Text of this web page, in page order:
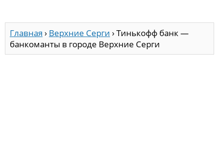
Главная › Верхние Серги ›Тинькофф банк —
банкоманты в городе Верхние Серги